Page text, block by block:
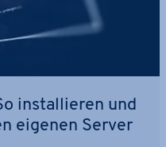
in­stal­lie­ren und
eigenen Server